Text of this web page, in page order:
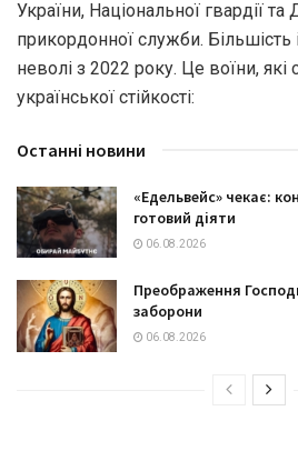
України, Національної гвардії
прикордонної служби. Більшість
неволі з 2022 року. Це воїни,
української стійкості:
Останні новини
«Едельвейс» чекає:
готовий діяти
06.08.2026
Преображення
заборони
06.08.2026